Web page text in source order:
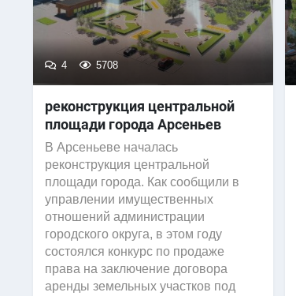
4 5708
реконструкция центральной
площади города Арсеньев
В Арсеньеве началась
реконструкция центральной
площади города. Как сообщили в
управлении имущественных
отношений администрации
городского округа, в этом году
состоялся конкурс по продаже
права на заключение договора
аренды земельных участков под